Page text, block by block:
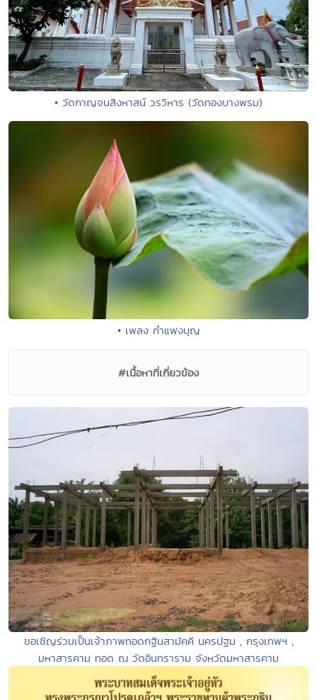
• วัดกาญจนสิงหาสน์ วรวิหาร (วัดทองบางพรม)
• เพลง กำแพงบุญ
#เนื้อหาที่เกี่ยวข้อง
ขอเชิญร่วมเป็นเจ้าภาพทอดกฐินสามัคคี นครปฐม , กรุงเทพฯ ,
มหาสารคาม ทอด ณ วัดอินทราราม จังหวัดมหาสารคาม